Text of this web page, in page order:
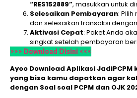
“RES152889”, masukkan untuk
Selesaikan Pembayaran:
dan selesaikan transaksi
Aktivasi Cepat: Paket Anda
singkat setelah pembayaran
>>> Download Disini <<<
Ayoo Download Aplikasi
yang bisa kamu dapatkan agar
dengan Soal soal PCPM dan OJK